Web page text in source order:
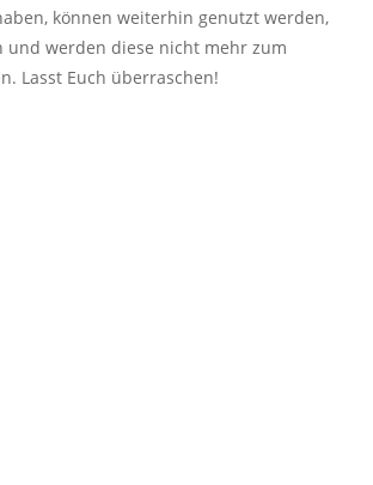
können weiterhin genutzt werden,
und werden diese nicht mehr zum
Lasst Euch überraschen!